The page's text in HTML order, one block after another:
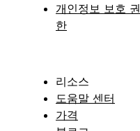
개인정보 보호 권
한
리소스
도움말 센터
가격